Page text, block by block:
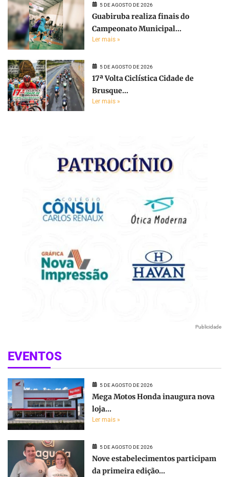
5 DE AGOSTO DE 2026
Guabiruba realiza finais do
Campeonato Municipal...
Ler mais »
5 DE AGOSTO DE 2026
17ª Volta Ciclística Cidade de
Brusque...
Ler mais »
Publicidade
EVENTOS
5 DE AGOSTO DE 2026
Mega Motos Honda inaugura nova
loja...
Ler mais »
5 DE AGOSTO DE 2026
Nove estabelecimentos participam
da primeira edição...